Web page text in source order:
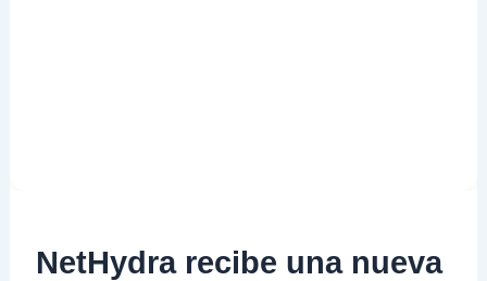
NetHydra recibe una nueva